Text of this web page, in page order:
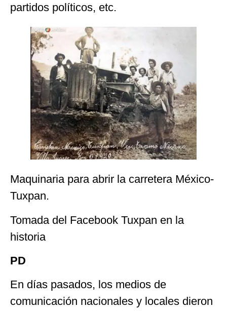
partidos políticos, etc.
Maquinaria para abrir la carretera México-
Tuxpan.
Tomada del Facebook Tuxpan en la
historia
PD
En días pasados, los medios de
comunicación nacionales y locales dieron